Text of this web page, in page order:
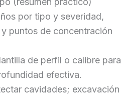
por tipo y severidad,
puntos de concentración
de perfil o calibre para
efectiva.
cavidades; excavación